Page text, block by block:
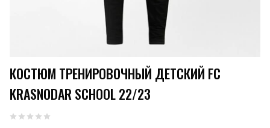
КОСТЮМ ТРЕНИРОВОЧНЫЙ ДЕТСКИЙ FC
KRASNODAR SCHOOL 22/23